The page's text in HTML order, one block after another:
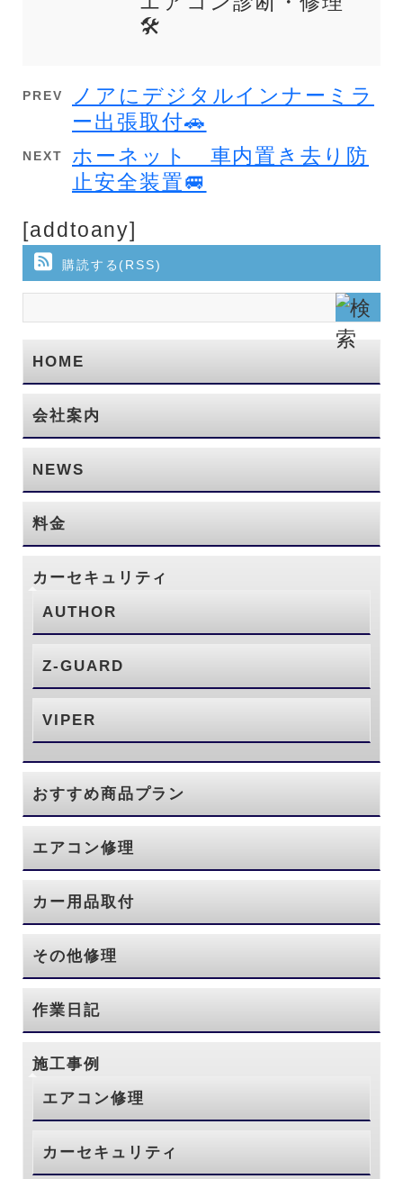
🛠️
PREV
ノアにデジタルインナーミラ
ー出張取付🚗
NEXT
ホーネット 車内置き去り防
止安全装置🚐
[addtoany]
購読する(RSS)
HOME
会社案内
NEWS
料金
カーセキュリティ
AUTHOR
Z-GUARD
VIPER
おすすめ商品プラン
エアコン修理
カー用品取付
その他修理
作業日記
施工事例
エアコン修理
カーセキュリティ